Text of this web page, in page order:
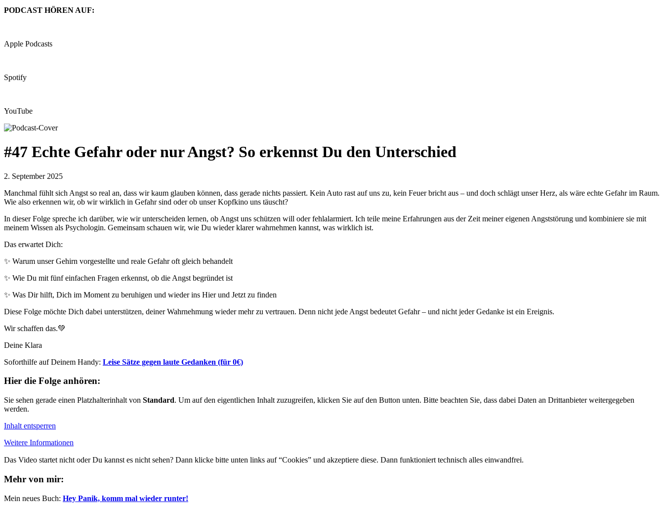
PODCAST HÖREN AUF:
Apple Podcasts
Spotify
YouTube
#47 Echte Gefahr oder nur Angst? So erkennst Du den Unterschied
2. September 2025
Manchmal fühlt sich Angst so real an, dass wir kaum glauben können, dass gerade nichts passiert. Kein Auto rast auf uns zu, kein Feuer bricht aus – und doch schlägt unser Herz, als wäre echte Gefahr im Raum.
Wie also erkennen wir, ob wir wirklich in Gefahr sind oder ob unser Kopfkino uns täuscht?
In dieser Folge spreche ich darüber, wie wir unterscheiden lernen, ob Angst uns schützen will oder fehlalarmiert. Ich teile meine Erfahrungen aus der Zeit meiner eigenen Angststörung und kombiniere sie mit
meinem Wissen als Psychologin. Gemeinsam schauen wir, wie Du wieder klarer wahrnehmen kannst, was wirklich ist.
Das erwartet Dich:
✨ Warum unser Gehirn vorgestellte und reale Gefahr oft gleich behandelt
✨ Wie Du mit fünf einfachen Fragen erkennst, ob die Angst begründet ist
✨ Was Dir hilft, Dich im Moment zu beruhigen und wieder ins Hier und Jetzt zu finden
Diese Folge möchte Dich dabei unterstützen, deiner Wahrnehmung wieder mehr zu vertrauen. Denn nicht jede Angst bedeutet Gefahr – und nicht jeder Gedanke ist ein Ereignis.
Wir schaffen das.💚
Deine Klara
Soforthilfe auf Deinem Handy: Leise Sätze gegen laute Gedanken (für 0€)
Hier die Folge anhören:
Sie sehen gerade einen Platzhalterinhalt von Standard. Um auf den eigentlichen Inhalt zuzugreifen, klicken Sie auf den Button unten. Bitte beachten Sie, dass dabei Daten an Drittanbieter weitergegeben
werden.
Inhalt entsperren
Weitere Informationen
Das Video startet nicht oder Du kannst es nicht sehen? Dann klicke bitte unten links auf “Cookies” und akzeptiere diese. Dann funktioniert technisch alles einwandfrei.
Mehr von mir:
Mein neues Buch: Hey Panik, komm mal wieder runter!